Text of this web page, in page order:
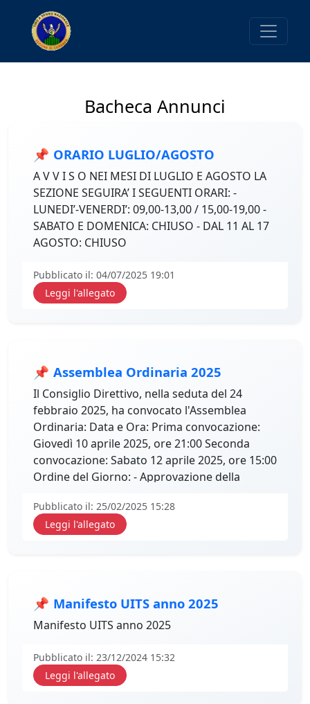
Bacheca Annunci
📌 ORARIO LUGLIO/AGOSTO
A V V I S O NEI MESI DI LUGLIO E AGOSTO LA
SEZIONE SEGUIRA’ I SEGUENTI ORARI: -
LUNEDI’-VENERDI’: 09,00-13,00 / 15,00-19,00 -
SABATO E DOMENICA: CHIUSO - DAL 11 AL 17
AGOSTO: CHIUSO
Pubblicato il: 04/07/2025 19:01
Leggi l'allegato
📌 Assemblea Ordinaria 2025
Il Consiglio Direttivo, nella seduta del 24
febbraio 2025, ha convocato l'Assemblea
Ordinaria: Data e Ora: Prima convocazione:
Giovedì 10 aprile 2025, ore 21:00 Seconda
convocazione: Sabato 12 aprile 2025, ore 15:00
Ordine del Giorno: - Approvazione della
Approvazione del Conto Consuntivo 2024 -
Approvazione del Bilancio Preventivo 2025
Pubblicato il: 25/02/2025 15:28
Leggi l'allegato
📌 Manifesto UITS anno 2025
Manifesto UITS anno 2025
Pubblicato il: 23/12/2024 15:32
Leggi l'allegato